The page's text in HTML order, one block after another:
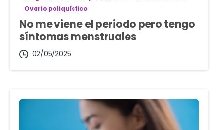
Ovario poliquístico
No me viene el periodo pero tengo
síntomas menstruales
02/05/2025